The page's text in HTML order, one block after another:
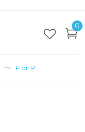
0
P on P